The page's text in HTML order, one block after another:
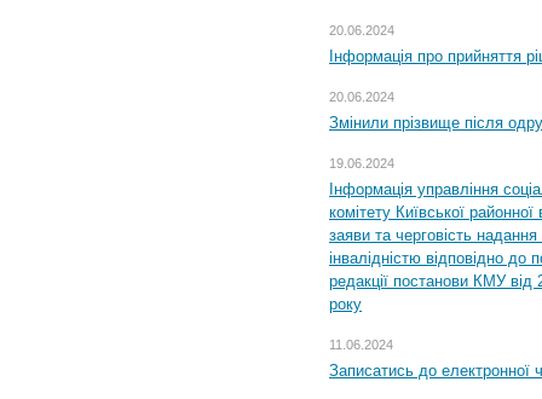
20.06.2024
Інформація про прийняття
20.06.2024
Змінили прізвище після
19.06.2024
Інформація управління
комітету Київської
заяви та черговість надання
інвалідністю відповідно
редакції постанови КМУ
року
11.06.2024
Записатись до електронної